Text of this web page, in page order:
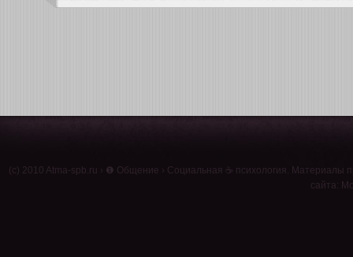
(c) 2010 Atma-spb.ru ❶ Общение Социальная ☕ психология . Материалы
сайта: